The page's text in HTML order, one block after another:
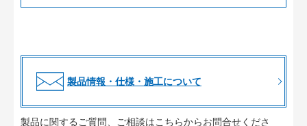
製品情報・仕様・施工について
製品に関するご質問、ご相談はこちらからお問合せくださ